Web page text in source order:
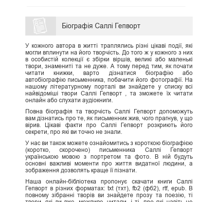
Біографія Саллі Гепворт
У кожного автора в житті траплялись різні цікаві події, які
могли вплинути на його творчість. До того ж у кожного з них
в особистій колекції є збірки віршів, великі або маленькі
твори, знамениті та не дуже. А тому перед тим, як почати
читати книжки, варто дізнатися біографію або
автобіографію письменника, побачити його фотографії. На
нашому літературному порталі ви знайдете у списку всі
найвідоміші твори Саллі Гепворт , та зможете їх читати
онлайн або слухати аудіокниги.
Повна біографія та творчість Саллі Гепворт допоможуть
вам дізнатись про те, як письменник жив, чого прагнув, у що
вірив. Цікаві факти про Саллі Гепворт розкриють його
секрети, про які ви точно не знали.
У нас ви також можете ознайомитись з короткою біографією
(коротко, скорочено) письменника Саллі Гепворт
українською мовою з портретом та фото. В ній будуть
основні важливі моменти про життя видатної людини, а
зображення дозволять краще її пізнати.
Наша онлайн-бібліотека пропонує скачати книги Саллі
Гепворт в різних форматах: txt (тхт), fb2 (фб2), rtf, epub. В
повному зібранні творів ви знайдете прозу та поезію, ті